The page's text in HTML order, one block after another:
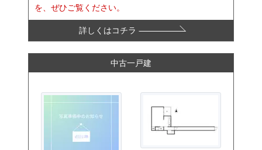
を、ぜひご覧ください。
詳しくはコチラ
中古一戸建